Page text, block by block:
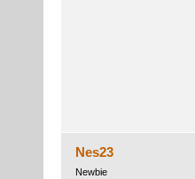
Nes23
Newbie